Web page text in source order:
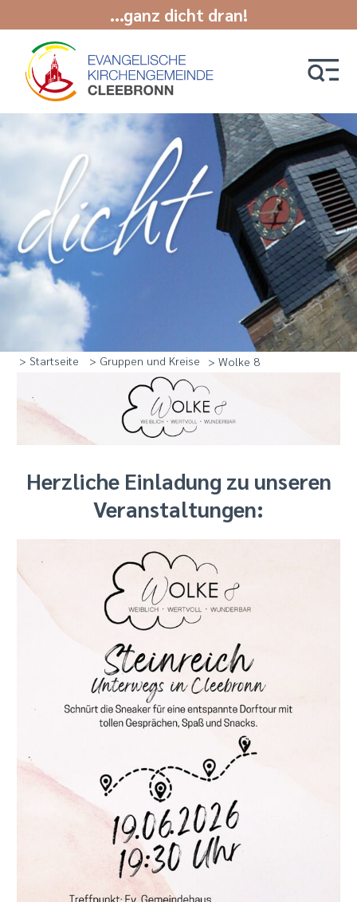
...ganz dicht dran!
> Startseite > Gruppen und Kreise > Wolke 8
Herzliche Einladung zu unseren
Veranstaltungen: